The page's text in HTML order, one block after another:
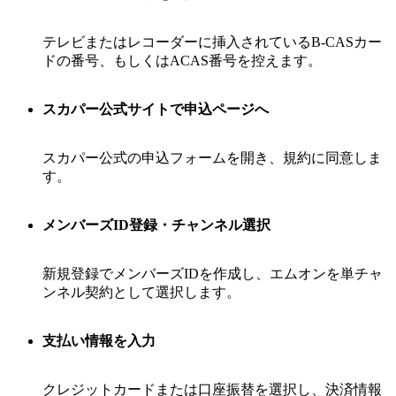
テレビまたはレコーダーに挿入されているB-CASカー
ドの番号、もしくはACAS番号を控えます。
スカパー公式サイトで申込ページへ
スカパー公式の申込フォームを開き、規約に同意しま
す。
メンバーズID登録・チャンネル選択
新規登録でメンバーズIDを作成し、エムオンを単チャ
ンネル契約として選択します。
支払い情報を入力
クレジットカードまたは口座振替を選択し、決済情報